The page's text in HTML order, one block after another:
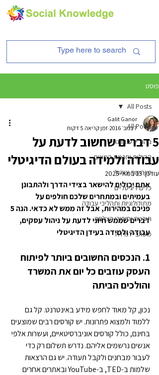
פוסט
All Posts
ניהול ידע ארגוני
קהילות וחכמת המונים
מנהיגות וניהול
כלים דיגיטליים
מתודולוגיות ותהליכי עבודה
תובנות וסיפורי הצלחה
משאבי למידה
All Posts
5 דברים שחשוב לדעת על
עבודה ולמידה בעולם הדיגיטלי
Galit Ganor
7 בנוב׳ 2016
זמן קריאה 5 דקות
עודכן:13 במאי 2025
אתם יכולים להישאר בצידי הדרך ולהתבונן
בעמיתים ובמתחרים שלכם חולפים על
דברים שממש חיוני לדעת על ניהול עסקים,
עבודה ולמידה בעידן הדיגיטלי
1. הנכסים החשובים ביותר לפיתוח
העסק עוזבים כל יום את המשרד
והולכים הביתה
נכון, קל מאוד לחפש מידע באינטרנט. קל גם
ללמוד ולמצוא פתרונות. יש קורסים רבים שמוצעים
בחינם, כולל קורסים אוניברסיטאיים, ועשרות אלפי
אנשים נרשמים אליהם. נדרש תשלום רק כדי
לעבור מבחנים ולקבל תעודה. יש גם הרצאות
שלמות ב-TED, ב-YouTube ובאתרים אחרים